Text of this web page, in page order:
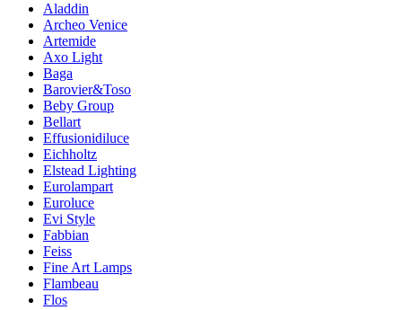
Aladdin
Archeo Venice
Artemide
Axo Light
Baga
Barovier&Toso
Beby Group
Bellart
Effusionidiluce
Eichholtz
Elstead Lighting
Eurolampart
Euroluce
Evi Style
Fabbian
Feiss
Fine Art Lamps
Flambeau
Flos